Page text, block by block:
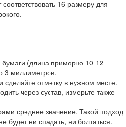
16 размеру для
бумаги (длина примерно 10-12
3 миллиметров.
сделайте отметку в нужном месте.
через сустав, измерьте также
среднее значение. Такой подход
будет ни спадать, ни болтаться.